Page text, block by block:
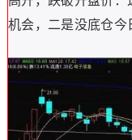
机会，二是没底仓今